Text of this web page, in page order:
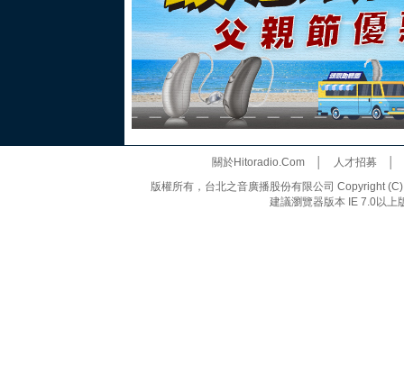
關於Hitoradio.Com│ 人才招募
版權所有，台北之音廣播股份有限公司 Copyright
建議瀏覽器版本 IE 7.0以上